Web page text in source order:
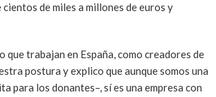
de miles a millones de euros y
trabajan en España, como creadores de
postura y explico que aunque somos una
para los donantes–, sí es una empresa con